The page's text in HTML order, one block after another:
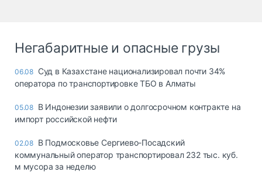
Негабаритные и опасные грузы
06.08 Суд в Казахстане национализировал почти 34%
оператора по транспортировке ТБО в Алматы
05.08 В Индонезии заявили о долгосрочном контракте на
импорт российской нефти
02.08 В Подмосковье Сергиево-Посадский
коммунальный оператор транспортировал 232 тыс. куб.
м мусора за неделю